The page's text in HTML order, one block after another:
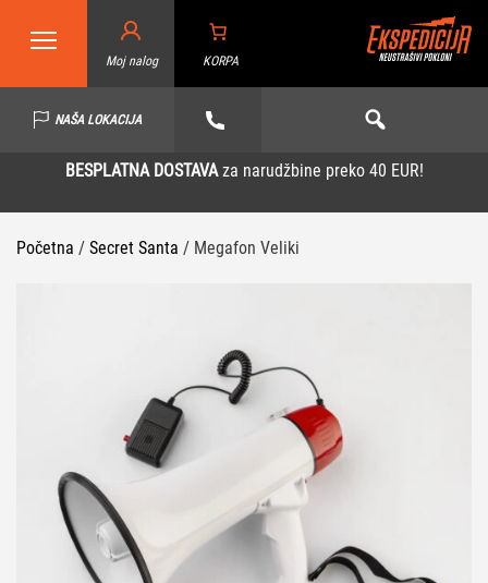
Moj nalog KORPA
NAŠA LOKACIJA
BESPLATNA DOSTAVAza narudžbine preko 40 EUR!
Početna / Secret Santa / Megafon Veliki